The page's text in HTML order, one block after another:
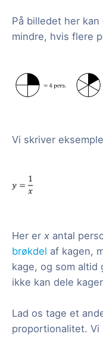
På billedet her
mindre, hvis flere
Vi skriver
Her er x antal
brøkdel af kagen,
kage, og som
ikke kan dele
Lad os tage et
proportionalitet. Vi